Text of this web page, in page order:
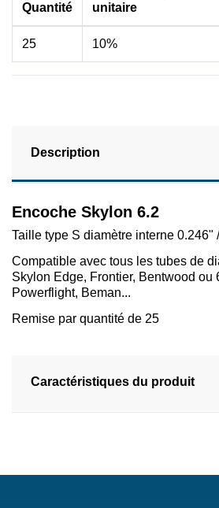
Quantité
unitaire
25 10%
Description
Encoche Skylon 6.2
Taille type S diamètre interne 0.246"
Compatible avec tous les tubes de
Skylon Edge, Frontier, Bentwood ou
Powerflight, Beman...
Remise par quantité de 25
Caractéristiques du produit